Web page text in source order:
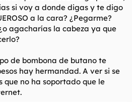
si voy a donde digas y te digo
a la cara? ¿Pegarme?
agacharías la cabeza ya que
de bombona de butano te
hay hermandad. A ver si se
que no ha soportado que le